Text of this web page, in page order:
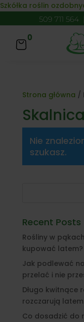
Skip to content
Szkółka roślin
509 711 564 |
0
Strona główna /
Skalnica
Nie
szukasz.
Recent Posts
Rośliny w
kupować latem?
Jak podlewać
przelać i nie
Długo kwitnące
rozczarują
Co dosadzić do